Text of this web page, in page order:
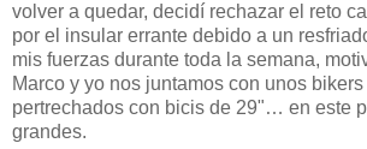
volver a quedar, decidí rechazar el reto
por el insular errante debido a un
mis fuerzas durante toda la semana,
Marco y yo nos juntamos con unos
pertrechados con bicis de 29"… en este
grandes.